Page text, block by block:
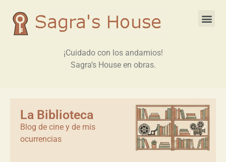
¡Cuidado con los andamios!
Sagra’s House en obras.
La Biblioteca
Blog de cine y de mis
ocurrencias